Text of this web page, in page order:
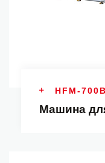
HFM-700B
Машина